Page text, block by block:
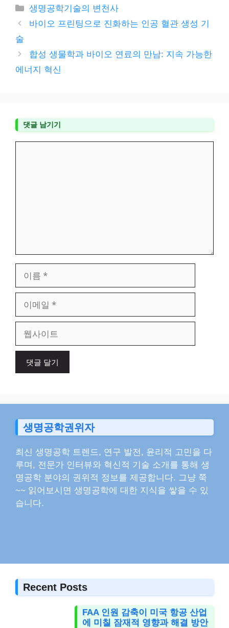
카
테
생명공학기술의 변천사
바이오 프린팅으로 진화하는 인공 혈관 생성 기
술
합성 생물학과 바이오 연료의 만남: 지속 가능한
에너지 혁신
댓글 남기기
일
이
생명공학권위자
최신 생명공학 트렌드, 연구 발전, 윤리적 고민을 다
루며, 전문가 인터뷰와 혁신적 기술 소개를 통해 생
명공학 분야의 권위적 정보를 제공합니다. 그냥 쭉
~~ 읽어보시면 생명공학에 대한 지식을 쌓을 수 있
습니다.
Recent Posts
FAA 인원 감축이 미국 항공 산업
에 미칠 잠재적 영향과 해결 방안